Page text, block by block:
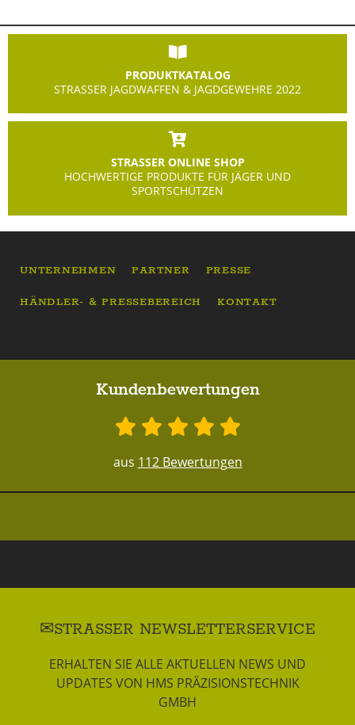
PRODUKTKATALOG
STRASSER JAGDWAFFEN & JAGDGEWEHRE 2022
STRASSER ONLINE SHOP
HOCHWERTIGE PRODUKTE FÜR JÄGER UND
SPORTSCHÜTZEN
UNTERNEHMEN PARTNER PRESSE
HÄNDLER- & PRESSEBEREICH KONTAKT
Kundenbewertungen
aus 112 Bewertungen
STRASSER NEWSLETTERSERVICE
ERHALTEN SIE ALLE AKTUELLEN NEWS UND
UPDATES VON HMS PRÄZISIONSTECHNIK
GMBH